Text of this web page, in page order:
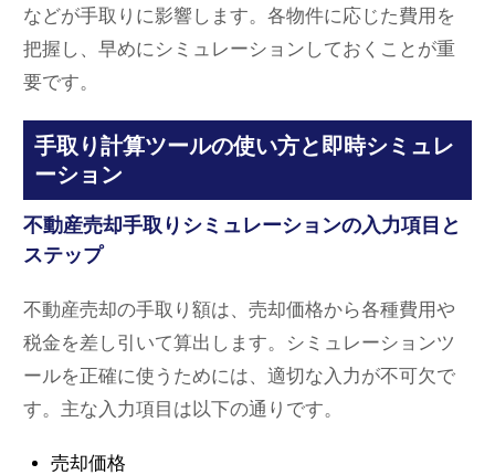
などが手取りに影響します。各物件に応じた費用を
把握し、早めにシミュレーションしておくことが重
要です。
手取り計算ツールの使い方と即時シミュレ
ーション
不動産売却手取りシミュレーションの入力項目と
ステップ
不動産売却の手取り額は、売却価格から各種費用や
税金を差し引いて算出します。シミュレーションツ
ールを正確に使うためには、適切な入力が不可欠で
す。主な入力項目は以下の通りです。
売却価格